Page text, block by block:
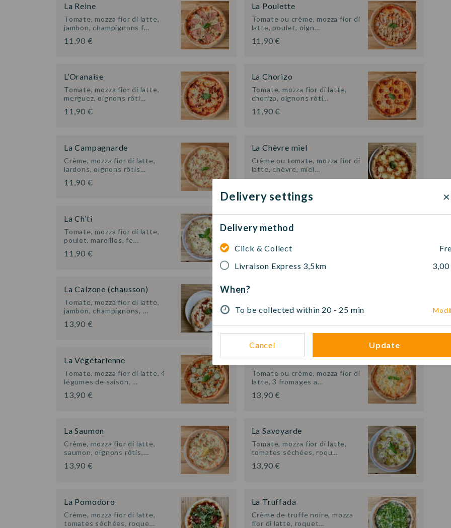
La Reine
Tomate, mozza fior di latte,
jambon, champignons f…
11,90 €
La Poulette
Tomate ou crème, mozza fior di
latte, poulet, oign…
11,90 €
L’Oranaise
Tomate, mozza fior di latte,
merguez, oignons rôti…
11,90 €
La Chorizo
Tomate, mozza fior di latte,
chorizo, oignons rôti…
11,90 €
La Campagnarde
Crème, mozza fior di latte,
lardons, oignons rôtis…
11,90 €
La Chèvre miel
Crème ou tomate, mozza fior di
latte, chèvre, miel…
11,90 €
La Ch’ti
Tomate, mozza fior di latte,
poulet, maroilles, fe…
11,90 €
Tomate, mozza fior di latte,
12,90 €
La Calzone (chausson)
Tomate, mozza fior di latte,
jambon, champignons, …
13,90 €
viande hachée, oignon…
13,90 €
La Végétarienne
Tomate, mozza fior di latte, 4
légumes de saison, …
13,90 €
La 4 Fromages
Tomate ou crème, mozza fior di
latte, 3 fromages a…
13,90 €
La Saumon
Crème, mozza fior di latte,
saumon, oignons rôtis,…
13,90 €
La Savoyarde
Tomate, mozza fior di latte,
tomates séchées, roqu…
13,90 €
La Pomodoro
Crème, mozza fior di latte,
tomates séchées, roque…
La Truffada
Crème de truffe noire, mozza
fior di latte, roquet…
Delivery settings ×
Delivery method
Click & Collect
Livraison Express 3,5km
When?
To be collected within 20 - 25 min
Cancel Update